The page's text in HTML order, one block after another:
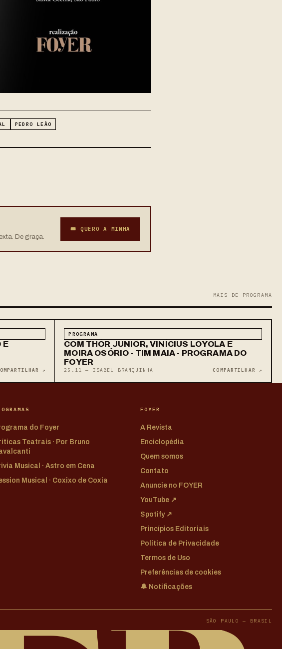
PEDRO LEÃO
De graça.
🎟 QUERO A MINHA
MAIS DE PROGRAMA
E
↗
PROGRAMA
COM THÓR JUNIOR, VINÍCIUS LOYOLA E
MOIRA OSÓRIO - TIM MAIA - PROGRAMA DO
FOYER
25.11 — ISABEL BRANQUINHA COMPARTILHAR ↗
do Foyer
Teatrais · Por Bruno
Musical · Astro em Cena
Musical · Coxixo de Coxia
FOYER
A Revista
Enciclopédia
Quem somos
Contato
Anuncie no FOYER
YouTube ↗
Spotify ↗
Princípios Editoriais
Política de Privacidade
Termos de Uso
Preferências de cookies
🔔 Notificações
SÃO PAULO — BRASIL